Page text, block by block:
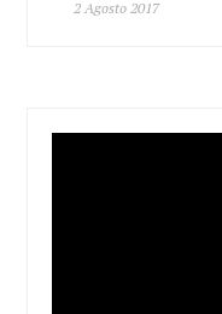
2 Agosto 2017